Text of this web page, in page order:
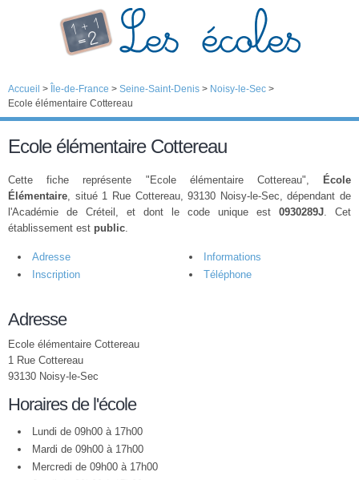
Accueil > Île-de-France > Seine-Saint-Denis > Noisy-le-Sec >
Ecole élémentaire Cottereau
Ecole élémentaire Cottereau
Cette fiche représente "Ecole élémentaire Cottereau",
École
Élémentaire, situé 1 Rue Cottereau, 93130 Noisy-le-Sec, dépendant de
l'Académie de Créteil, et dont le code unique est 0930289J. Cet
établissement est public.
Adresse
Informations
Inscription
Téléphone
Adresse
Ecole élémentaire Cottereau
1 Rue Cottereau
93130 Noisy-le-Sec
Horaires de l'école
Lundi de 09h00 à 17h00
Mardi de 09h00 à 17h00
Mercredi de 09h00 à 17h00